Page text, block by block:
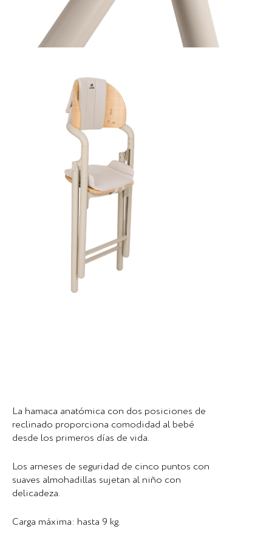
La hamaca anatómica con dos posiciones de
reclinado proporciona comodidad al bebé
desde los primeros días de vida.
Los arneses de seguridad de cinco puntos con
suaves almohadillas sujetan al niño con
delicadeza.
Carga máxima: hasta 9 kg.